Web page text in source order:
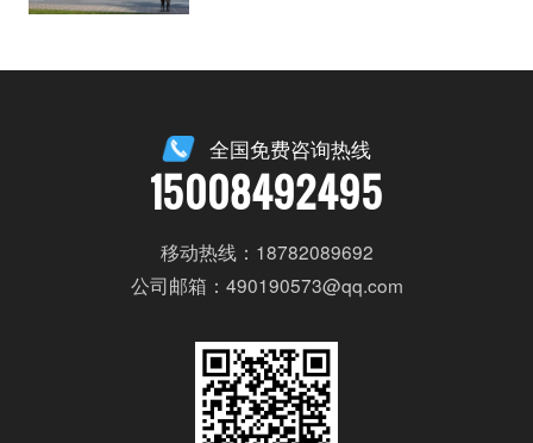
全国免费咨询热线
15008492495
移动热线：18782089692
公司邮箱：490190573@qq.com